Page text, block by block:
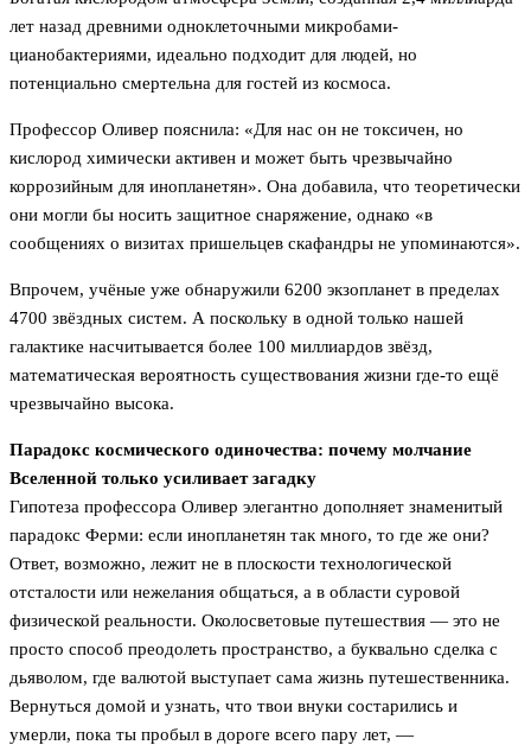
лет назад древними одноклеточными микробами-
цианобактериями, идеально подходит для людей, но
потенциально смертельна для гостей из космоса.
Профессор Оливер пояснила: «Для нас он не токсичен, но
кислород химически активен и может быть чрезвычайно
коррозийным для инопланетян». Она добавила, что теоретически
они могли бы носить защитное снаряжение, однако «в
сообщениях о визитах пришельцев скафандры не упоминаются».
Впрочем, учёные уже обнаружили 6200 экзопланет в пределах
4700 звёздных систем. А поскольку в одной только нашей
галактике насчитывается более 100 миллиардов звёзд,
математическая вероятность существования жизни где-то ещё
чрезвычайно высока.
Парадокс космического одиночества: почему молчание
Вселенной только усиливает загадку
Гипотеза профессора Оливер элегантно дополняет знаменитый
парадокс Ферми: если инопланетян так много, то где же они?
Ответ, возможно, лежит не в плоскости технологической
отсталости или нежелания общаться, а в области суровой
физической реальности. Околосветовые путешествия — это не
просто способ преодолеть пространство, а буквально сделка с
дьяволом, где валютой выступает сама жизнь путешественника.
Вернуться домой и узнать, что твои внуки состарились и
умерли, пока ты пробыл в дороге всего пару лет, —